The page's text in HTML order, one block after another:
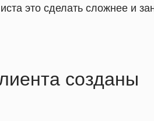
это сделать сложнее и
созданы